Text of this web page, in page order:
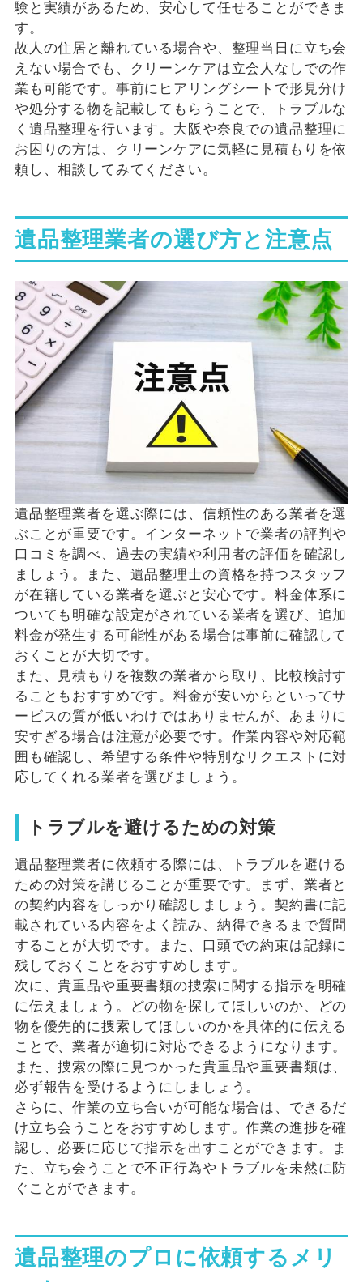
験と実績があるため、安心して任せることができま
す。
故人の住居と離れている場合や、整理当日に立ち会
えない場合でも、クリーンケアは立会人なしでの作
業も可能です。事前にヒアリングシートで形見分け
や処分する物を記載してもらうことで、トラブルな
く遺品整理を行います。大阪や奈良での遺品整理に
お困りの方は、クリーンケアに気軽に見積もりを依
頼し、相談してみてください。
遺品整理業者の選び方と注意点
遺品整理業者を選ぶ際には、信頼性のある業者を選
ぶことが重要です。インターネットで業者の評判や
口コミを調べ、過去の実績や利用者の評価を確認し
ましょう。また、遺品整理士の資格を持つスタッフ
が在籍している業者を選ぶと安心です。料金体系に
ついても明確な設定がされている業者を選び、追加
料金が発生する可能性がある場合は事前に確認して
おくことが大切です。
また、見積もりを複数の業者から取り、比較検討す
ることもおすすめです。料金が安いからといってサ
ービスの質が低いわけではありませんが、あまりに
安すぎる場合は注意が必要です。作業内容や対応範
囲も確認し、希望する条件や特別なリクエストに対
応してくれる業者を選びましょう。
トラブルを避けるための対策
遺品整理業者に依頼する際には、トラブルを避ける
ための対策を講じることが重要です。まず、業者と
の契約内容をしっかり確認しましょう。契約書に記
載されている内容をよく読み、納得できるまで質問
することが大切です。また、口頭での約束は記録に
残しておくことをおすすめします。
次に、貴重品や重要書類の捜索に関する指示を明確
に伝えましょう。どの物を探してほしいのか、どの
物を優先的に捜索してほしいのかを具体的に伝える
ことで、業者が適切に対応できるようになります。
また、捜索の際に見つかった貴重品や重要書類は、
必ず報告を受けるようにしましょう。
さらに、作業の立ち合いが可能な場合は、できるだ
け立ち会うことをおすすめします。作業の進捗を確
認し、必要に応じて指示を出すことができます。ま
た、立ち会うことで不正行為やトラブルを未然に防
ぐことができます。
遺品整理のプロに依頼するメリ